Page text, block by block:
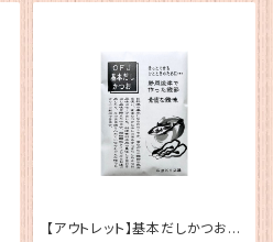
【アウトレット】基本だしかつお